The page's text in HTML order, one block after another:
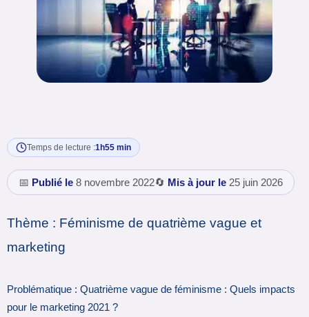
Temps de lecture :1h55 min
📅 Publié le 8 novembre 2022🔄 Mis à jour le 25 juin 2026
Thème : Féminisme de quatrième vague et
marketing
Problématique : Quatrième vague de féminisme : Quels impacts
pour le marketing 2021 ?